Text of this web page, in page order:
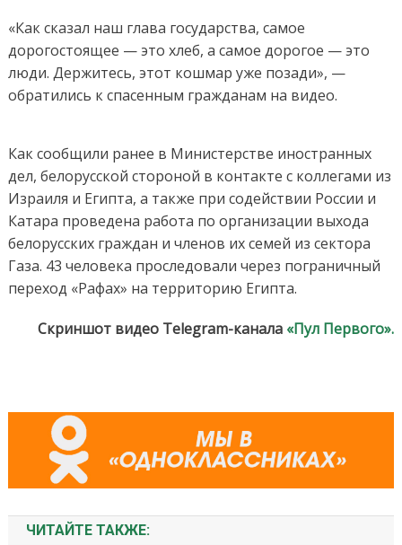
«Как сказал наш глава государства, самое
дорогостоящее — это хлеб, а самое дорогое — это
люди. Держитесь, этот кошмар уже позади», —
обратились к спасенным гражданам на видео.
Как сообщили ранее в Министерстве иностранных
дел, белорусской стороной в контакте с коллегами из
Израиля и Египта, а также при содействии России и
Катара проведена работа по организации выхода
белорусских граждан и членов их семей из сектора
Газа. 43 человека проследовали через пограничный
переход «Рафах» на территорию Египта.
Скриншот видео Telegram-канала «Пул Первого».
ЧИТАЙТЕ ТАКЖЕ: